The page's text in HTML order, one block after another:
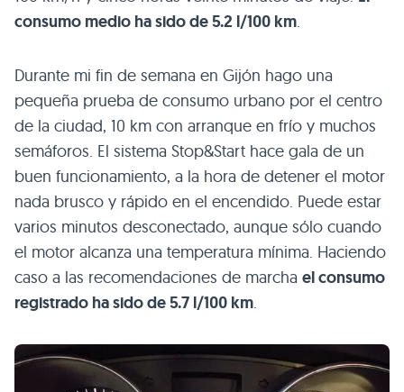
consumo medio ha sido de 5.2 l/100 km.
Durante mi fin de semana en Gijón hago una
pequeña prueba de consumo urbano por el centro
de la ciudad, 10 km con arranque en frío y muchos
semáforos. El sistema Stop&Start hace gala de un
buen funcionamiento, a la hora de detener el motor
nada brusco y rápido en el encendido. Puede estar
varios minutos desconectado, aunque sólo cuando
el motor alcanza una temperatura mínima. Haciendo
caso a las recomendaciones de marcha el consumo
registrado ha sido de 5.7 l/100 km.